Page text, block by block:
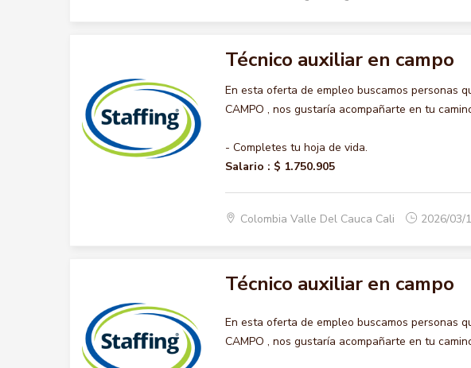
Técnico auxiliar en campo
En esta oferta de empleo buscamos personas
CAMPO , nos gustaría acompañarte en tu
- Completes tu hoja de vida.
Salario : $ 1.750.905
Colombia Valle Del Cauca Cali 2026/03/
Técnico auxiliar en campo
En esta oferta de empleo buscamos personas
CAMPO , nos gustaría acompañarte en tu